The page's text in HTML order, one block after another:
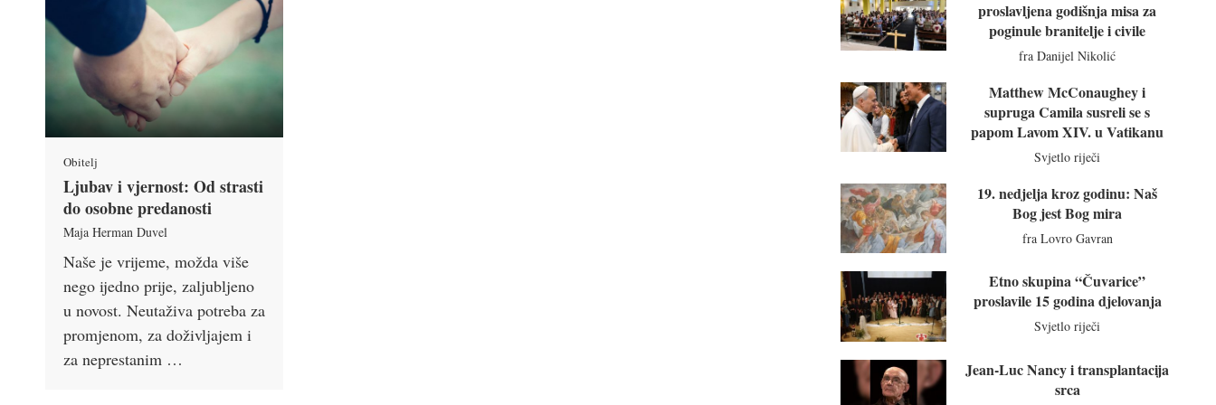
Obitelj
Ljubav i vjernost: Od strasti
do osobne predanosti
Maja Herman Duvel
Naše je vrijeme, možda više
nego ijedno prije, zaljubljeno
u novost. Neutaživa potreba za
promjenom, za doživljajem i
za neprestanim …
proslavljena godišnja misa za
poginule branitelje i civile
fra Danijel Nikolić
Matthew McConaughey i
supruga Camila susreli se s
papom Lavom XIV. u Vatikanu
Svjetlo riječi
19. nedjelja kroz godinu: Naš
Bog jest Bog mira
fra Lovro Gavran
Etno skupina “Čuvarice”
proslavile 15 godina djelovanja
Svjetlo riječi
Jean-Luc Nancy i transplantacija
srca